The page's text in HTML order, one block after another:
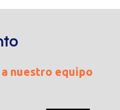
nuestro equipo